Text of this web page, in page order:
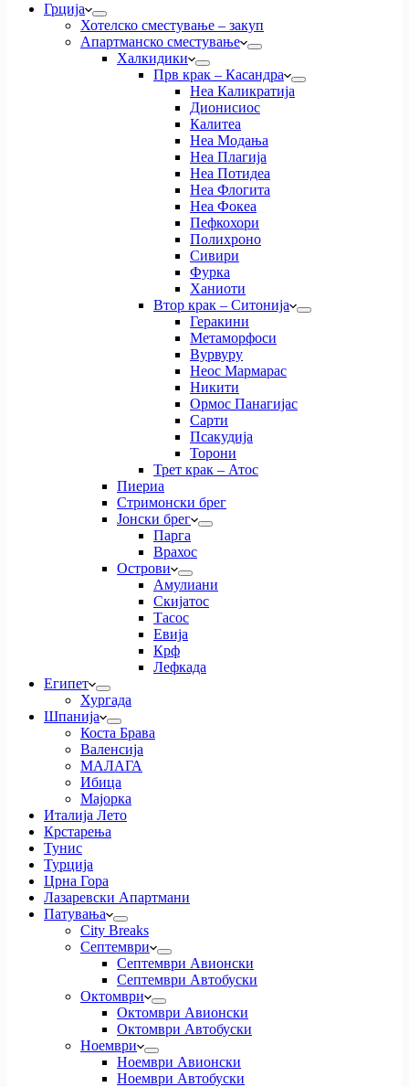
Грција
Хотелско сместување – закуп
Апартманско сместување
Халкидики
Прв крак – Касандра
Неа Каликратија
Дионисиос
Калитеа
Неа Модања
Неа Плагија
Неа Потидеа
Неа Флогита
Неа Фокеа
Пефкохори
Полихроно
Сивири
Фурка
Ханиоти
Втор крак – Ситонија
Геракини
Метаморфоси
Вурвуру
Неос Мармарас
Никити
Ормос Панагијас
Сарти
Псакудија
Торони
Трет крак – Атос
Пиериа
Стримонски брег
Јонски брег
Парга
Врахос
Острови
Амулиани
Скијатос
Тасос
Евија
Крф
Лефкада
Египет
Хургада
Шпанија
Коста Брава
Валенсија
МАЛАГА
Ибица
Мајорка
Италија Лето
Крстарења
Тунис
Турција
Црна Гора
Лазаревски Апартмани
Патувања
City Breaks
Септември
Септември Авионски
Септември Автобуски
Октомври
Октомври Авионски
Октомври Автобуски
Ноември
Ноември Авионски
Ноември Автобуски